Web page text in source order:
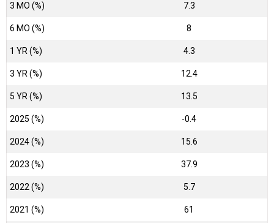
3 MO (%) 7.3
6 MO (%) 8
1 YR (%) 4.3
3 YR (%) 12.4
5 YR (%) 13.5
2025 (%) -0.4
2024 (%) 15.6
2023 (%) 37.9
2022 (%) 5.7
2021 (%) 61